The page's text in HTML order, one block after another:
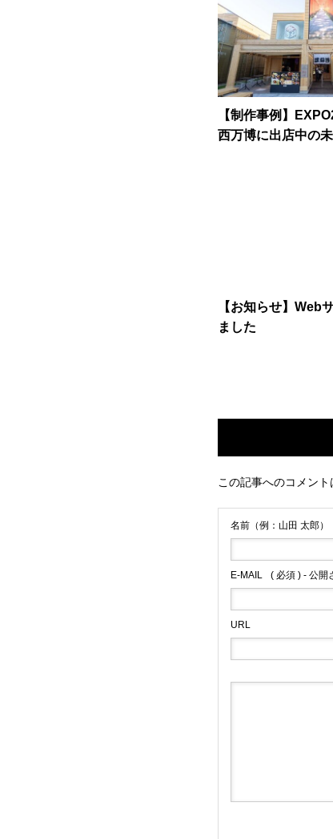
【制作事例】
西万博に出店中の
【お知らせ】Web
ました
この記事へのコメント
名前（例：山田 太郎）
E-MAIL ( 必須 ) - 公開
URL